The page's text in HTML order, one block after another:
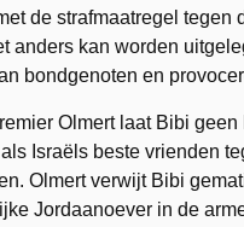
de strafmaatregel tegen
anders kan worden
bondgenoten en
Olmert laat Bibi
Israëls beste vrienden
Olmert verwijt Bibi
Jordaanoever in de